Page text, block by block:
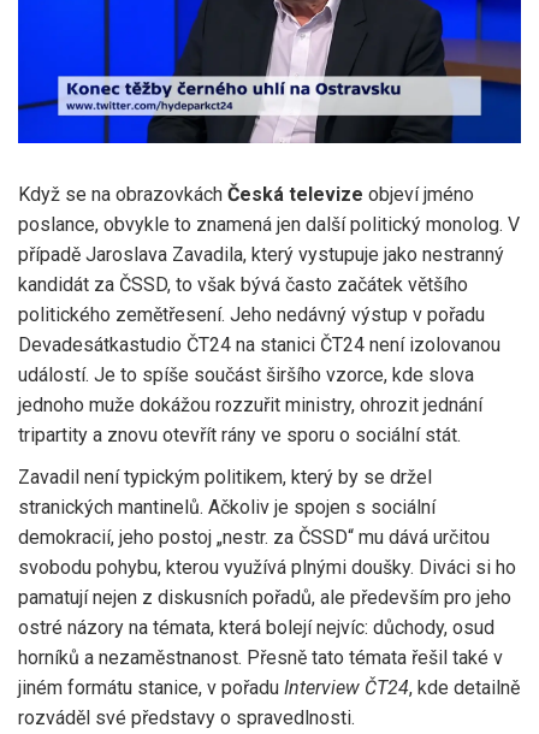
Když se na obrazovkách Česká televize objeví jméno
poslance, obvykle to znamená jen další politický monolog. V
případě Jaroslava Zavadila, který vystupuje jako nestranný
kandidát za ČSSD, to však bývá často začátek většího
politického zemětřesení. Jeho nedávný výstup v pořadu
Devadesátkastudio ČT24 na stanici ČT24 není izolovanou
událostí. Je to spíše součást širšího vzorce, kde slova
jednoho muže dokážou rozzuřit ministry, ohrozit jednání
tripartity a znovu otevřít rány ve sporu o sociální stát.
Zavadil není typickým politikem, který by se držel
stranických mantinelů. Ačkoliv je spojen s sociální
demokracií, jeho postoj „nestr. za ČSSD“ mu dává určitou
svobodu pohybu, kterou využívá plnými doušky. Diváci si ho
pamatují nejen z diskusních pořadů, ale především pro jeho
ostré názory na témata, která bolejí nejvíc: důchody, osud
horníků a nezaměstnanost. Přesně tato témata řešil také v
jiném formátu stanice, v pořadu Interview ČT24, kde detailně
rozváděl své představy o spravedlnosti.